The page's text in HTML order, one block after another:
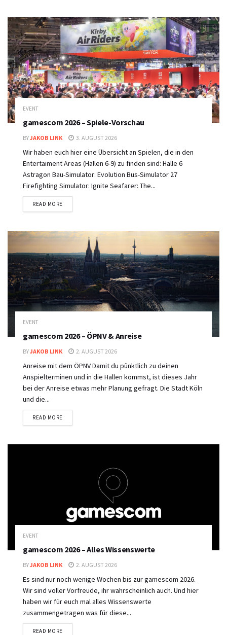
EVENT
gamescom 2026 – Spiele-Vorschau
BYJAKOB LINK 3. AUGUST 2026
Wir haben euch hier eine Übersicht an Spielen, die in den
Entertaiment Areas (Hallen 6-9) zu finden sind: Halle 6
Astragon Bau-Simulator: Evolution Bus-Simulator 27
Firefighting Simulator: Ignite Seafarer: The...
READ MOREDETAILS
EVENT
gamescom 2026 – ÖPNV & Anreise
BYJAKOB LINK 2. AUGUST 2026
Anreise mit dem ÖPNV Damit du pünktlich zu deinen
Anspielterminen und in die Hallen kommst, ist dieses Jahr
bei der Anreise etwas mehr Planung gefragt. Die Stadt Köln
und die...
READ MOREDETAILS
EVENT
gamescom 2026 – Alles Wissenswerte
BYJAKOB LINK 2. AUGUST 2026
Es sind nur noch wenige Wochen bis zur gamescom 2026.
Wir sind voller Vorfreude, ihr wahrscheinlich auch. Und hier
haben wir für euch mal alles Wissenswerte
zusammengetragen was für diese...
READ MOREDETAILS